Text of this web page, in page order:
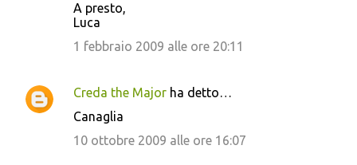
A presto,
Luca
1 febbraio 2009 alle ore 20:11
Creda the Major ha detto…
Canaglia
10 ottobre 2009 alle ore 16:07